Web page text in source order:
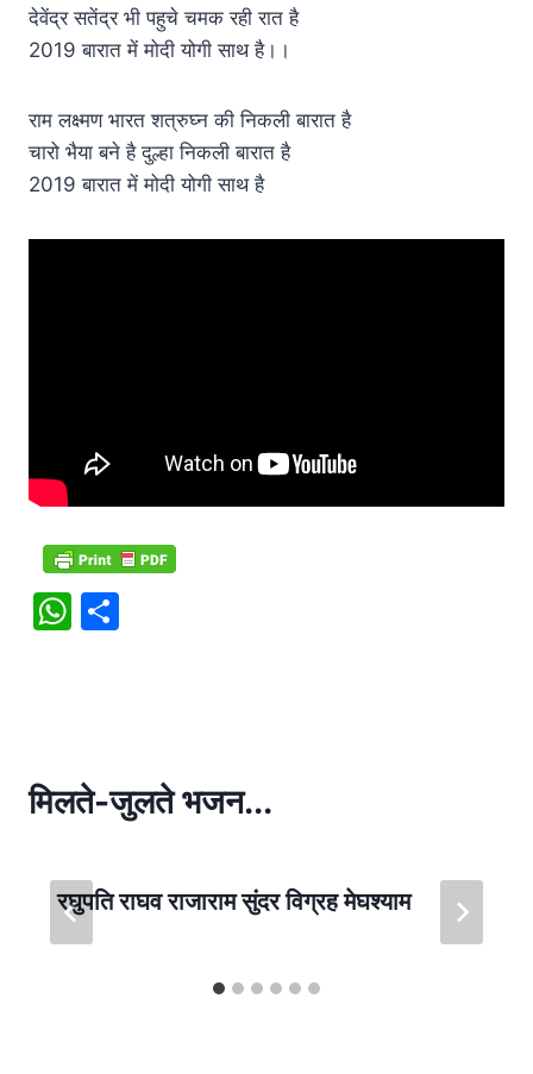
देवेंद्र सतेंद्र भी पहुचे चमक रही रात है
2019 बारात में मोदी योगी साथ है।।
राम लक्ष्मण भारत शत्रुघ्न की निकली बारात है
चारो भैया बने है दुल्हा निकली बारात है
2019 बारात में मोदी योगी साथ है
W
p
मिलते-जुलते भजन...
रघुपति राघव राजाराम सुंदर विग्रह मेघश्याम